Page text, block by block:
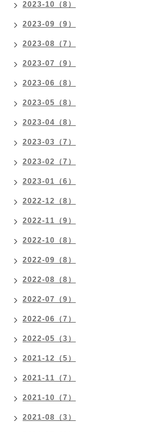
2023-10（8）
2023-09（9）
2023-08（7）
2023-07（9）
2023-06（8）
2023-05（8）
2023-04（8）
2023-03（7）
2023-02（7）
2023-01（6）
2022-12（8）
2022-11（9）
2022-10（8）
2022-09（8）
2022-08（8）
2022-07（9）
2022-06（7）
2022-05（3）
2021-12（5）
2021-11（7）
2021-10（7）
2021-08（3）